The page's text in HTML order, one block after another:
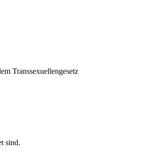
Transsexuellengesetz
sind.